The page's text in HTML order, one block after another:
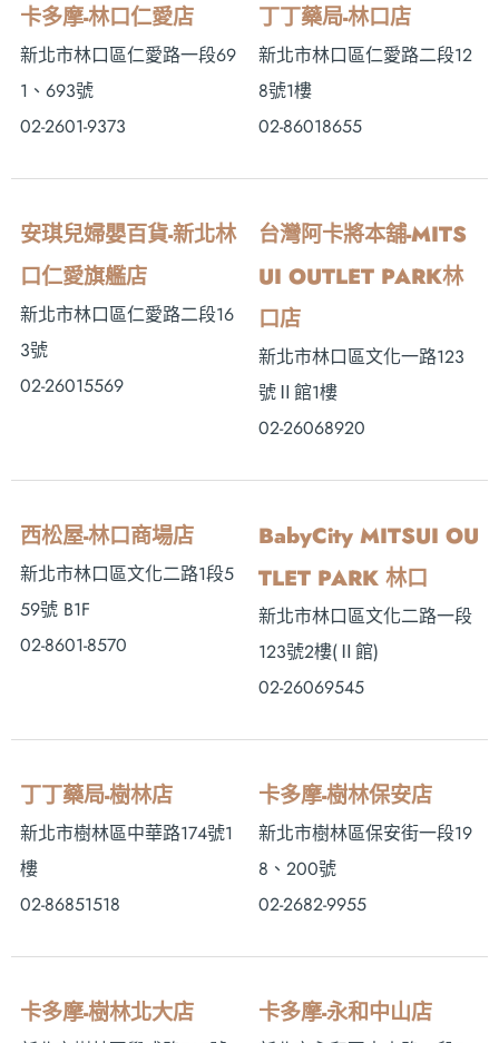
卡多摩-林口仁愛店
新北市林口區仁愛路一段69
1、693號
02-2601-9373
丁丁藥局-林口店
新北市林口區仁愛路二段12
8號1樓
02-86018655
安琪兒婦嬰百貨-新北林
口仁愛旗艦店
新北市林口區仁愛路二段16
3號
02-26015569
台灣阿卡將本舖-MITS
UI OUTLET PARK林
口店
新北市林口區文化一路123
號Ⅱ館1樓
02-26068920
西松屋-林口商場店
新北市林口區文化二路1段5
59號 B1F
02-8601-8570
BabyCity MITSUI OU
TLET PARK 林口
新北市林口區文化二路一段
123號2樓(Ⅱ館)
02-26069545
丁丁藥局-樹林店
新北市樹林區中華路174號1
樓
02-86851518
卡多摩-樹林保安店
新北市樹林區保安街一段19
8、200號
02-2682-9955
卡多摩-樹林北大店 卡多摩-永和中山店